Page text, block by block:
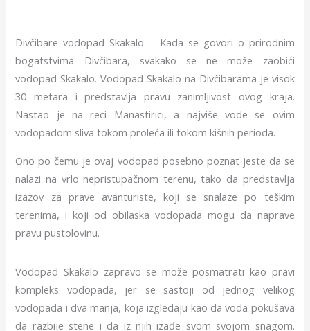
Divčibare vodopad Skakalo – Kada se govori o prirodnim
bogatstvima Divčibara, svakako se ne može zaobići
vodopad Skakalo. Vodopad Skakalo na Divčibarama je visok
30 metara i predstavlja pravu zanimljivost ovog kraja.
Nastao je na reci Manastirici, a najviše vode se ovim
vodopadom sliva tokom proleća ili tokom kišnih perioda.
Ono po čemu je ovaj vodopad posebno poznat jeste da se
nalazi na vrlo nepristupačnom terenu, tako da predstavlja
izazov za prave avanturiste, koji se snalaze po teškim
terenima, i koji od obilaska vodopada mogu da naprave
pravu pustolovinu.
Vodopad Skakalo zapravo se može posmatrati kao pravi
kompleks vodopada, jer se sastoji od jednog velikog
vodopada i dva manja, koja izgledaju kao da voda pokušava
da razbije stene i da iz njih izađe svom svojom snagom.